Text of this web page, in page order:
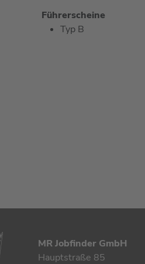
Führerscheine
Typ B
MR Jobfinder GmbH
Hauptstraße 85